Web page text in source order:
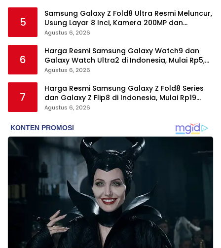
5
Samsung Galaxy Z Fold8 Ultra Resmi Meluncur,
Usung Layar 8 Inci, Kamera 200MP dan
Snapdragon 8 Elite Gen 5
Agustus 6, 2026
6
Harga Resmi Samsung Galaxy Watch9 dan
Galaxy Watch Ultra2 di Indonesia, Mulai Rp5,9
Jutaan
Agustus 6, 2026
7
Harga Resmi Samsung Galaxy Z Fold8 Series
dan Galaxy Z Flip8 di Indonesia, Mulai Rp19
Jutaan
Agustus 6, 2026